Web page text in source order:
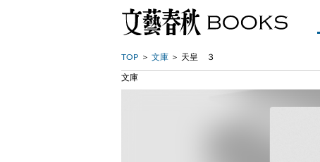
TOP 文庫 天皇 ３
文庫